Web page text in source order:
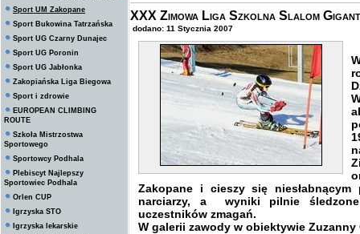
Sport UM Zakopane
Sport Bukowina Tatrzańska
Sport UG Czarny Dunajec
Sport UG Poronin
Sport UG Jabłonka
Zakopiańska Liga Biegowa
Sport i zdrowie
EUROPEAN CLIMBING
ROUTE
Szkoła Mistrzostwa
Sportowego
Sportowcy Podhala
Plebiscyt Najlepszy
Sportowiec Podhala
Orlen CUP
Igrzyska STO
Igrzyska lekarskie
XXX Zimowa Liga Szkolna Slalom
dodano: 11 Stycznia 2007
Zakopane i cieszy się niesłabnącym
narciarzy, a wyniki pilnie
uczestników zmagań.
W galerii zawody w obiektywie Zuzanny